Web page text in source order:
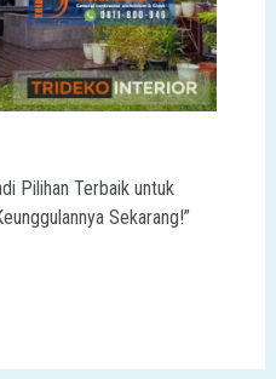
Pilihan Terbaik untuk
Sekarang!”